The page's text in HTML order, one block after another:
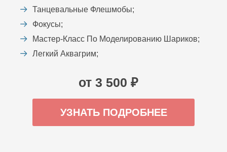
Танцевальные Флешмобы;
Фокусы;
Мастер-Класс По Моделированию Шариков;
Легкий Аквагрим;
от 3 500 ₽
УЗНАТЬ ПОДРОБНЕЕ